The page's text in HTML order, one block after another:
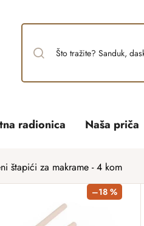
radionica Naša priča
štapići za makrame - 4 kom
–18 %